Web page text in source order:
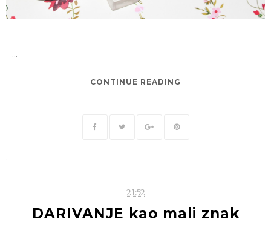
...
CONTINUE READING
.
21:52
DARIVANJE kao mali znak